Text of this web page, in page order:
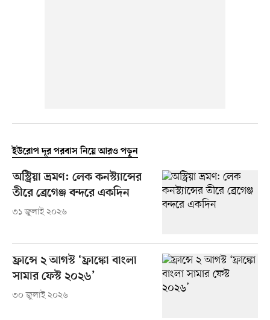
ইউরোপ দূর পরবাস নিয়ে আরও পড়ুন
অস্ট্রিয়া ভ্রমণ: লেক কনস্ট্যান্সের
তীরে ব্রেগেঞ্জ বন্দরে একদিন
৩১ জুলাই ২০২৬
ফ্রান্সে ২ আগস্ট ‘ফ্রাঙ্কো বাংলা
সামার ফেস্ট ২০২৬’
৩০ জুলাই ২০২৬